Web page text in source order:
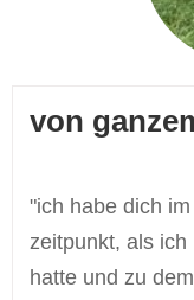
von
"ich habe dich
zeitpunkt, als
hatte und zu